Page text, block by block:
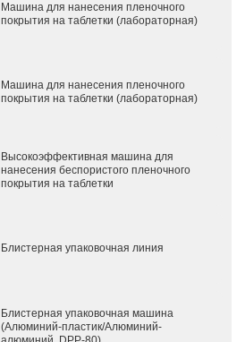
Машина для нанесения пленочного
покрытия на таблетки (лабораторная)
Машина для нанесения пленочного
покрытия на таблетки (лабораторная)
Высокоэффективная машина для
нанесения беспористого пленочного
покрытия на таблетки
Блистерная упаковочная линия
Блистерная упаковочная машина
(Алюминий-пластик/Алюминий-